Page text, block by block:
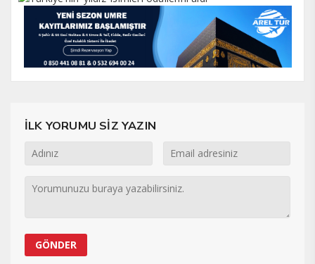
İLK YORUMU SİZ YAZIN